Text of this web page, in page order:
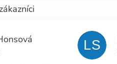
obchodu je 5 z 5 hvězdiček.
LS